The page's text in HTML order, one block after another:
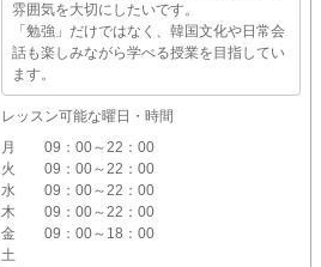
雰囲気を大切にしたいです。
「勉強」だけではなく、韓国文化や日常会
話も楽しみながら学べる授業を目指してい
ます。
レッスン可能な曜日・時間
月
09：00～22：00
火
09：00～22：00
水
09：00～22：00
木
09：00～22：00
金
09：00～18：00
土